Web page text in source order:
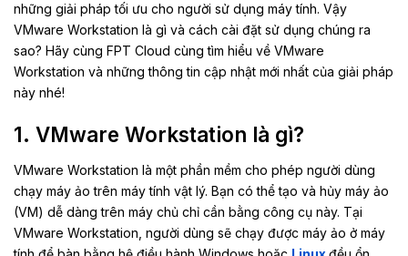
những giải pháp tối ưu cho người sử dụng máy tính. Vậy
VMware Workstation là gì và cách cài đặt sử dụng chúng ra
sao? Hãy cùng FPT Cloud cùng tìm hiểu về VMware
Workstation và những thông tin cập nhật mới nhất của giải pháp
này nhé!
1. VMware Workstation là gì?
VMware Workstation là một phần mềm cho phép người dùng
chạy máy ảo trên máy tính vật lý. Bạn có thể tạo và hủy máy ảo
(VM) dễ dàng trên máy chủ chỉ cần bằng công cụ này. Tại
VMware Workstation, người dùng sẽ chạy được máy ảo ở máy